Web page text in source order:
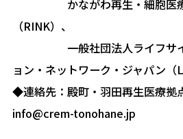
かながわ再生・細胞医療
（RINK）、
一般社団法人ライフサイ
ョン・ネットワーク・ジャパン（
◆連絡先：殿町・羽田再生医療
info@crem-tonohane.jp